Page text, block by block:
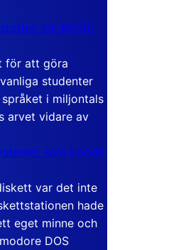
om BASIC
för att göra
studenter
i miljontals
arvet vidare av
som bodde
var det inte
hade
eget minne och
DOS